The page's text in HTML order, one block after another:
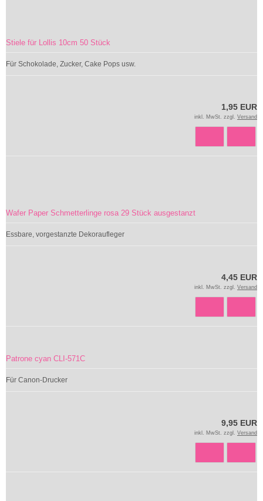
Stiele für Lollis 10cm 50 Stück
Für Schokolade, Zucker, Cake Pops usw.
1,95 EUR
inkl. MwSt. zzgl. Versand
Wafer Paper Schmetterlinge rosa 29 Stück ausgestanzt
Essbare, vorgestanzte Dekoraufleger
4,45 EUR
inkl. MwSt. zzgl. Versand
Patrone cyan CLI-571C
Für Canon-Drucker
9,95 EUR
inkl. MwSt. zzgl. Versand